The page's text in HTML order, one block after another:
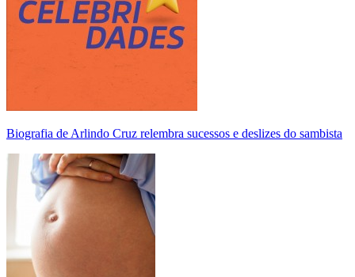
Biografia de Arlindo Cruz relembra sucessos e deslizes do sambista